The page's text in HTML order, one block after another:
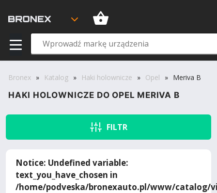
Bronex » Katalog » Haki holownicze » Opel » Meriva B
HAKI HOLOWNICZE DO OPEL MERIVA B
FILTR
Notice: Undefined variable:
text_you_have_chosen in
/home/podveska/bronexauto.pl/www/catalog/